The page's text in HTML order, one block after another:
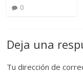
0
Deja una
Tu dirección de